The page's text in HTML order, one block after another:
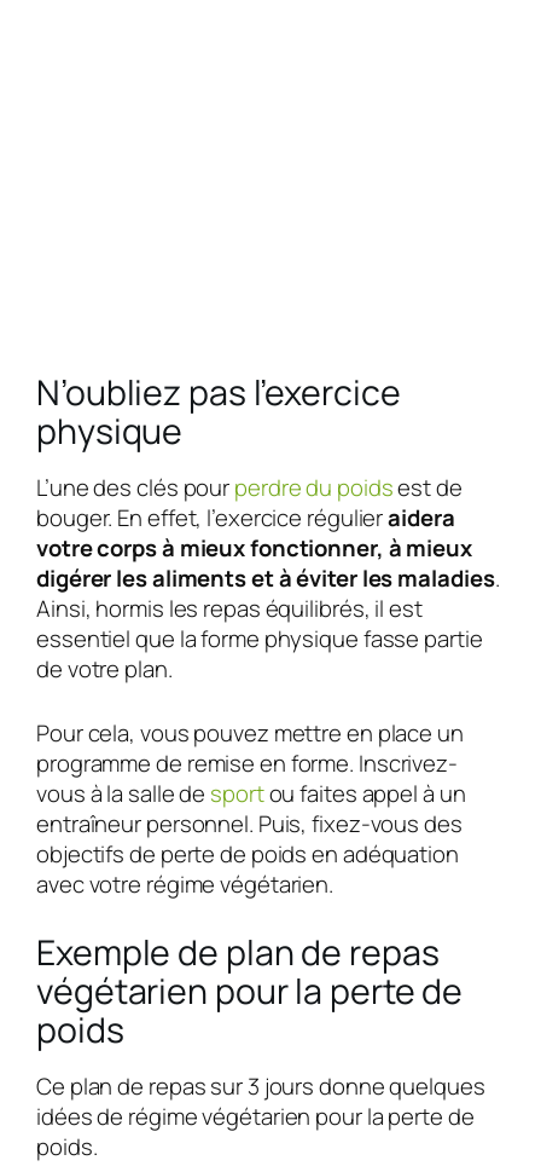
N’oubliez pas l’exercice
physique
L’une des clés pourperdre du poidsest de
bouger. En effet, l’exercice régulieraidera
votre corps à mieux fonctionner, à mieux
digérer les aliments et à éviter les maladies.
Ainsi, hormis les repas équilibrés, il est
essentiel que la forme physique fasse partie
de votre plan.
Pour cela, vous pouvez mettre en place un
programme de remise en forme. Inscrivez-
vous à la salle de sportou faites appel à un
entraîneur personnel. Puis, fixez-vous des
objectifs de perte de poids en adéquation
avec votre régime végétarien.
Exemple de plan de repas
végétarien pour la perte de
poids
Ce plan de repas sur 3 jours donne quelques
idées de régime végétarien pour la perte de
poids.